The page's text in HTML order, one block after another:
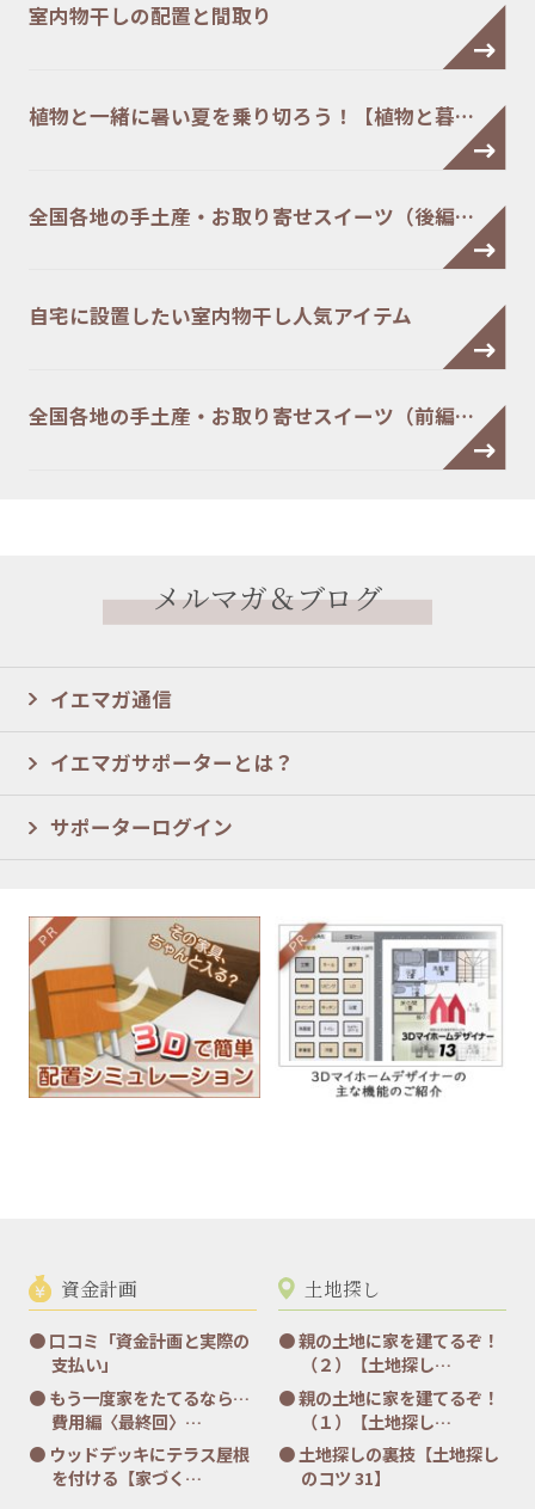
室内物干しの配置と間取り
植物と一緒に暑い夏を乗り切ろう！【植物と暮…
全国各地の手土産・お取り寄せスイーツ（後編…
自宅に設置したい室内物干し人気アイテム
全国各地の手土産・お取り寄せスイーツ（前編…
メルマガ＆ブログ
イエマガ通信
イエマガサポーターとは？
サポーターログイン
資金計画
口コミ「資金計画と実際の
支払い」
もう一度家をたてるなら…
費用編〈最終回〉…
ウッドデッキにテラス屋根
を付ける【家づく…
土地探し
親の土地に家を建てるぞ！
（２）【土地探し…
親の土地に家を建てるぞ！
（１）【土地探し…
土地探しの裏技【土地探し
のコツ 31】